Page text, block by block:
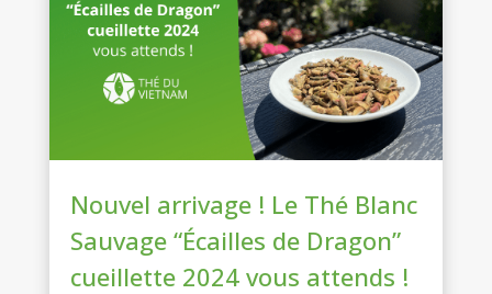
Nouvel arrivage ! Le Thé Blanc
Sauvage “Écailles de Dragon”
cueillette 2024 vous attends !